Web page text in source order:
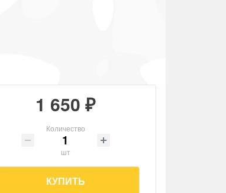
1 650 ₽
Количество
шт
КУПИТЬ